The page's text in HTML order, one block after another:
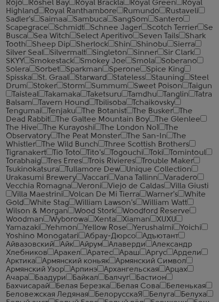
Rojo
Roshel Bay Royal Brackla Royal Green
Royal
Highland
Royal Ranthambore Rumundo
Rustaveli
Sadler's
Saimaa Sambuca SangSom
Santero
Scapegrace
Schmidt Schnee Jager Scotch Terrier
Se
Busca
Sea Witch Select Aperitivo Seven Tails
Shark
Tooth
Sheep Dip Sherlock Shin Shinobu
Sierra
Silver Seal
Silvermalt Singleton Sinner
Sir Clark
SKYY
Smokestack Smokey Joe Smola
Soberano
Solera
Sorbet Sparkman Sperone
Spice King
Spisska
St. Graal Starward Stateless Stauning
Steel
Drum
Stoker Storm Summum Sweet Poison
Taigun
Taisteal
Takamaka Taketsuru Tamdhu Tanglin
Tatra
Balsam
Tavern Hound Tbilisoba
Tchaikovsky
Tengumai
Tenjaku The Botanist The Busker
The
Dead Rabbit
The Galtee Mountain Boy
The Glenlee
The Hive
The Kurayoshi The London №1
The
Observatory
The Peat Monster The San-In
The
Whistler
The Wild Bunch
Three Scottish Brothers
Tigranakert
Tio Toto Tito's Togouchi Toki
Tomintoul
Torabhaig
Tres Erres Trois Rivieres
Trouble Maker
Tsukinokatsura
Tullamore Dew
Unique Collection
Urakasumi Brewery
Vaccari Vana Tallinn
Varadero
Vecchia Romagna
Veroni Viejo de Caldas
Villa Giusti
Villa Maestrini
Volcan De Mi Tierra Warner's
White
Gold
White Stag William Lawson's
William Watt
Wilson & Morgan
Wood Stork
Woodford Reserve
Woodman
Wyborowa Xenta Xiaman
XUXU
Yamazaki
Yehmon Yellow Rose Yerushalmi
Yoichi
Yoshino Monogatari
Абрау-Дюрсо
Адъютант
Айвазовский
Айк Айрум Алаверди
Александр
Хлебников
Аракел Аратес Араш Аргус
Ардели
Арктика
Армянский коньяк
Армянский Символ
Армянский Узор
Арпинэ Архангельская
Арцах
Ачара
Баадури Байкал Балчуг
Бастион
Бахчисарай
Белая Березка Белая Сова
Беленькая
Беловежская Ледяная
БелорусскаЯ Белуга
Белуха